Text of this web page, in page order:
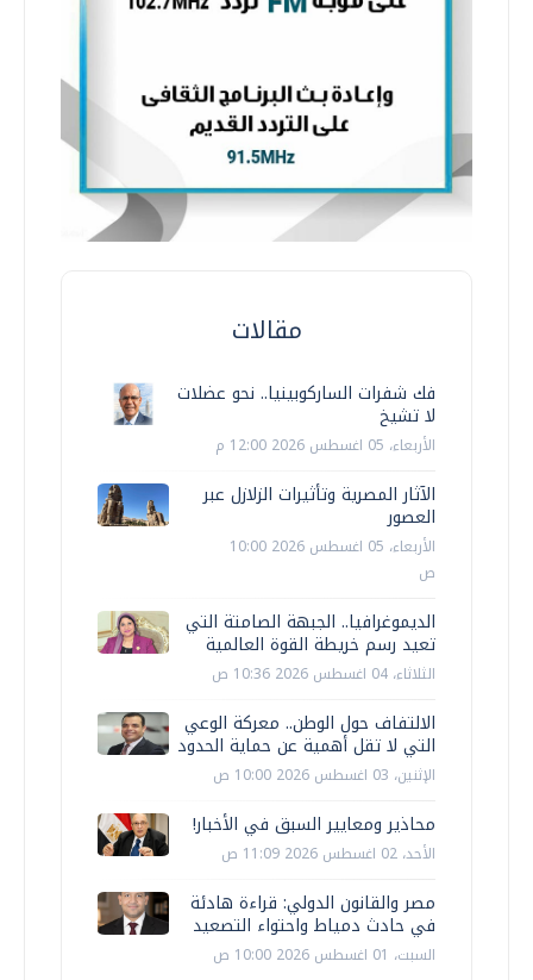
مقالات
فك شفرات الساركوبينيا.. نحو عضلات
لا تشيخ
الأربعاء، 05 اغسطس 2026 12:00 م
الآثار المصرية وتأثيرات الزلازل عبر
العصور
الأربعاء، 05 اغسطس 2026 10:00
ص
الديموغرافيا.. الجبهة الصامتة التي
تعيد رسم خريطة القوة العالمية
الثلاثاء، 04 اغسطس 2026 10:36 ص
الالتفاف حول الوطن.. معركة الوعي
التي لا تقل أهمية عن حماية الحدود
الإثنين، 03 اغسطس 2026 10:00 ص
محاذير ومعايير السبق في الأخبار!
الأحد، 02 اغسطس 2026 11:09 ص
مصر والقانون الدولي: قراءة هادئة
في حادث دمياط واحتواء التصعيد
السبت، 01 اغسطس 2026 10:00 ص